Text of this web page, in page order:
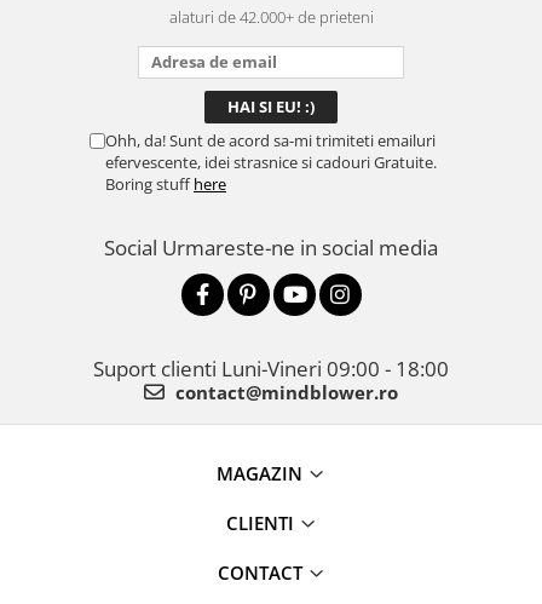
alaturi de 42.000+ de prieteni
Ohh, da! Sunt de acord sa-mi trimiteti emailuri
efervescente, idei strasnice si cadouri Gratuite.
Boring stuffhere
Social Urmareste-ne in social media
Suport clienti Luni-Vineri 09:00 - 18:00
contact@mindblower.ro
MAGAZIN
CLIENTI
CONTACT